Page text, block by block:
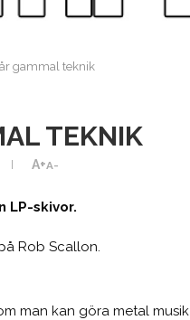
gammal teknik
TEKNIK
A+A-
LP-skivor.
Rob Scallon.
man kan göra metal musik